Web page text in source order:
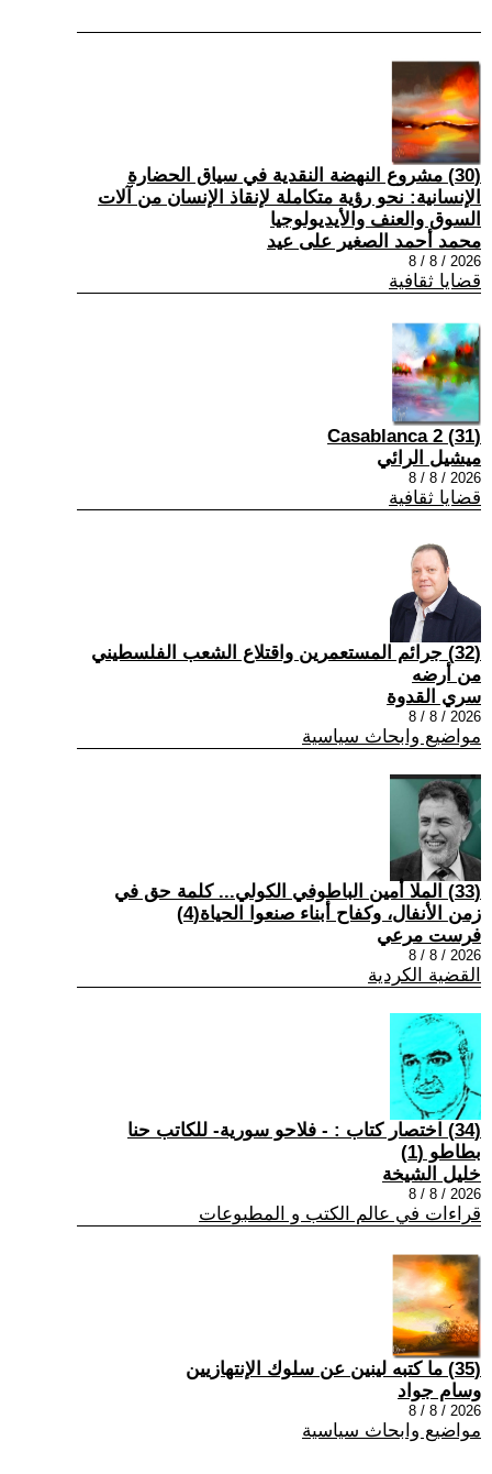
(30) مشروع النهضة النقدية في سياق الحضارة
الإنسانية: نحو رؤية متكاملة لإنقاذ الإنسان من آلات
السوق والعنف والأيديولوجيا
محمد أحمد الصغير على عيد
2026 / 8 / 8
قضايا ثقافية
(31) Casablanca 2
ميشيل الرائي
2026 / 8 / 8
قضايا ثقافية
(32) جرائم المستعمرين واقتلاع الشعب الفلسطيني
من أرضه
سري القدوة
2026 / 8 / 8
مواضيع وابحاث سياسية
(33) الملا أمين الباطوفي الكولي... كلمة حق في
زمن الأنفال، وكفاح أبناء صنعوا الحياة(4)
فرست مرعي
2026 / 8 / 8
القضية الكردية
(34) اختصار كتاب : - فلاحو سورية- للكاتب حنا
بطاطو (1)
خليل الشيخة
2026 / 8 / 8
قراءات في عالم الكتب و المطبوعات
(35) ما كتبه لينين عن سلوك الإنتهازيين
وسام جواد
2026 / 8 / 8
مواضيع وابحاث سياسية